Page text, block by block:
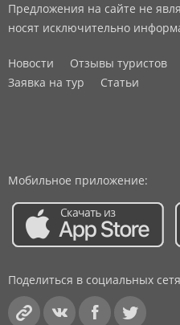
Предложения на сайте не
носят исключительно
Новости Отзывы туристов
Заявка на тур
Статьи
Мобильное приложение:
Поделиться в социальных